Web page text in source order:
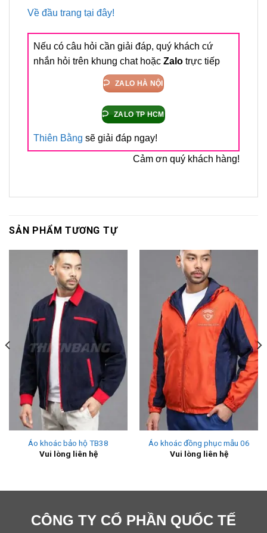
Về đầu trang tại đây!
Nếu có câu hỏi cần giải đáp, quý khách cứ
nhắn hỏi trên khung chat hoặc Zalo trực tiếp
ZALO HÀ NỘI
ZALO TP HCM
Thiên Bằng sẽ giải đáp ngay!
Cảm ơn quý khách hàng!
SẢN PHẨM TƯƠNG TỰ
Áo khoác bảo hộ TB38
Vui lòng liên hệ
Áo khoác đồng phục mẫu 06
Vui lòng liên hệ
CÔNG TY CỔ PHẦN QUỐC TẾ